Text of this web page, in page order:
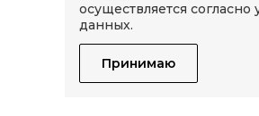
осуществляется согласно
данных.
Принимаю